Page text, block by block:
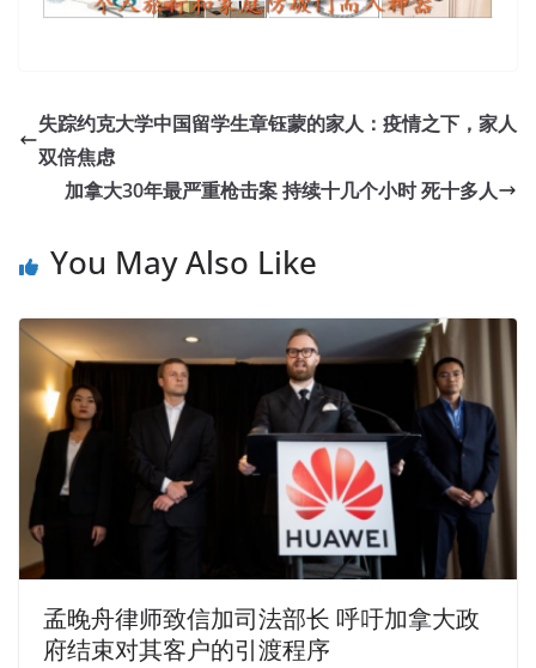
失踪约克大学中国留学生章钰蒙的家人：疫情之下，家人
双倍焦虑
加拿大30年最严重枪击案 持续十几个小时 死十多人
You May Also Like
孟晚舟律师致信加司法部长 呼吁加拿大政
府结束对其客户的引渡程序